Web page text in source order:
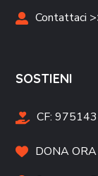
Contattaci
SOSTIENI
CF:
DONA